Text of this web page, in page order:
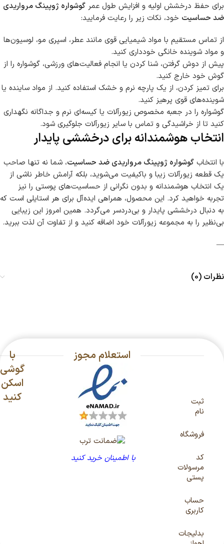
برای حفظ درخشش اولیه و افزایش طول عمر گوشواره ژوپینگ مرواریدی
ضد حساسیت خود، نکات زیر را رعایت فرمایید:
از تماس مستقیم با مواد شیمیایی قوی مانند عطر، اسپری مو، لوسیون‌ها
و مواد شوینده خانگی خودداری کنید.
پیش از دوش گرفتن، شنا کردن یا انجام فعالیت‌های ورزشی، گوشواره را از
گوش خود خارج کنید.
برای تمیز کردن، از یک پارچه نرم و خشک استفاده کنید. از مواد ساینده یا
شوینده‌های قوی پرهیز کنید.
گوشواره را در جعبه مخصوص زیورآلات یا کیسه‌ای نرم و جداگانه نگهداری
کنید تا از خراشیدگی و تماس با سایر زیورآلات جلوگیری شود.
انتخاب هوشمندانه برای درخششی پایدار
با انتخاب گوشواره ژوپینگ مرواریدی ضد حساسیت، شما نه تنها صاحب
یک قطعه زیورآلات زیبا و باکیفیت می‌شوید، بلکه آرامش خاطر ناشی از
یک انتخاب هوشمندانه و بدون نگرانی از حساسیت‌های پوستی را نیز
تجربه خواهید کرد. این محصول، همراهی ایده‌آل برای هر استایلی است که
به دنبال درخششی پایدار و بی‌دردسر می‌گردد. همین امروز این زیبایی
بی‌نظیر را به مجموعه زیورآلات خود اضافه کنید و از تفاوت آن لذت ببرید.
—
نظرات (0)
ثبت
نام
فروشگاه
کد
مرسولات
پستی
حساب
کاربری
بدلیجات
استعلام مجوز
با اطمینان خرید کنید
با
گوشی
اسکن
کنید